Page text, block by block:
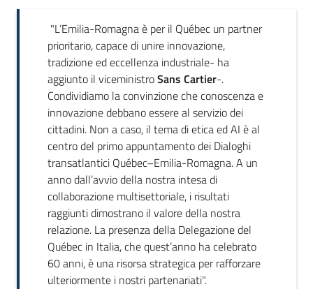
"L’Emilia-Romagna è per il Québec un partner
prioritario, capace di unire innovazione,
tradizione ed eccellenza industriale- ha
aggiunto il viceministroSans Cartier-.
Condividiamo la convinzione che conoscenza e
innovazione debbano essere al servizio dei
cittadini. Non a caso, il tema di etica ed AI è al
centro del primo appuntamento dei Dialoghi
transatlantici Québec–Emilia-Romagna. A un
anno dall’avvio della nostra intesa di
collaborazione multisettoriale, i risultati
raggiunti dimostrano il valore della nostra
relazione. La presenza della Delegazione del
Québec in Italia, che quest’anno ha celebrato
60 anni, è una risorsa strategica per rafforzare
ulteriormente i nostri partenariati".